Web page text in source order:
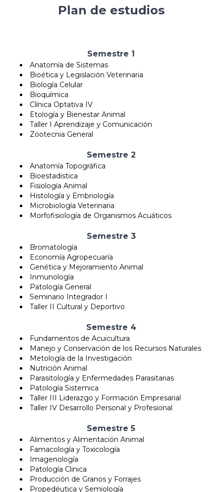
Plan de estudios
Semestre 1
Anatomía de Sistemas
Bioética y Legislación Veterinaria
Biología Celular
Bioquímica
Clínica Optativa IV
Etología y Bienestar Animal
Taller I Aprendizaje y Comunicación
Zootecnia General
Semestre 2
Anatomía Topográfica
Bioestadistica
Fisiología Animal
Histología y Embriología
Microbiología Veterinaria
Morfofisiología de Organismos Acuáticos
Semestre 3
Bromatología
Economía Agropecuaría
Genética y Mejoramiento Animal
Inmunología
Patología General
Seminario Integrador I
Taller II Cultural y Deportivo
Semestre 4
Fundamentos de Acuicultura
Manejo y Conservación de los Recursos Naturales
Metología de la Investigación
Nutrición Animal
Parasitología y Enfermedades Parasitarias
Patología Sistemica
Taller III Liderazgo y Formación Empresarial
Taller IV Desarrollo Personal y Profesional
Semestre 5
Alimentos y Alimentación Animal
Famacología y Toxicología
Imagenología
Patología Clinica
Producción de Granos y Forrajes
Propedéutica y Semiología